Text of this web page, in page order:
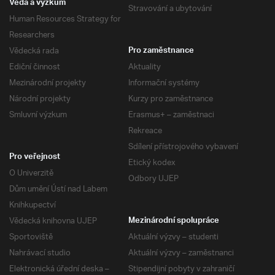
Stravování a ubytování
Věda a výzkum
Human Resources Strategy for
Researchers
Vědecká rada
Ediční činnost
Mezinárodní projekty
Národní projekty
Smluvní výzkum
Pro zaměstnance
Aktuality
Informační systémy
Kurzy pro zaměstnance
Erasmus+ – zaměstnaci
Rekreace
Sdílení přístrojového vybavení
Etický kodex
Odbory UJEP
Pro veřejnost
O Univerzitě
Dům umění Ústí nad Labem
Knihkupectví
Vědecká knihovna UJEP
Sportoviště
Nahrávací studio
Elektronická úřední deska –
Mezinárodní spolupráce
Aktuální výzvy – studenti
Aktuální výzvy – zaměstnanci
Stipendijní pobyty v zahraničí